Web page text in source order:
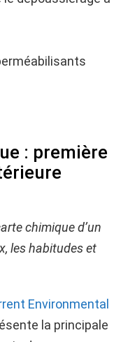
: première
chimique d’un
les habitudes et
Environmental
la principale